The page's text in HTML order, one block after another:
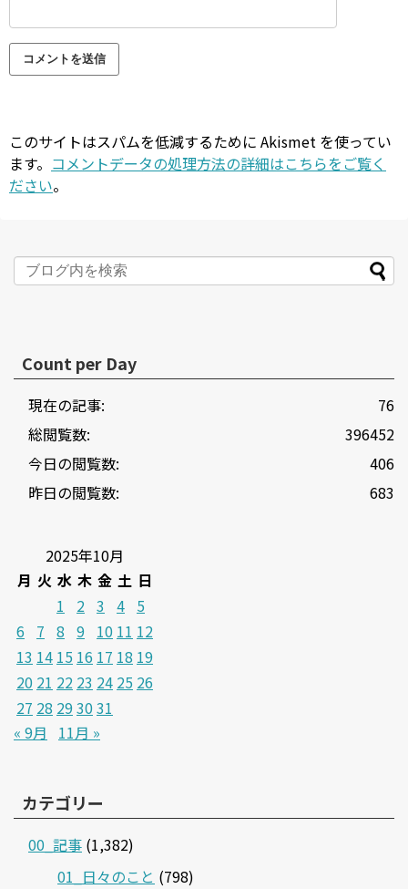
このサイトはスパムを低減するために Akismet を使ってい
ます。 コメントデータの処理方法の詳細はこちらをご覧く
ださい。
Count per Day
76
現在の記事:
396452
総閲覧数:
406
今日の閲覧数:
683
昨日の閲覧数:
2025年10月
月 火 水 木 金 土 日
1
2 3 4 5
6
7 8 9 10 11 12
13 14 15 16 17 18 19
20 21 22 23 24 25 26
27 28 293031
« 9月
11月 »
カテゴリー
00_記事 (1,382)
01_日々のこと (798)